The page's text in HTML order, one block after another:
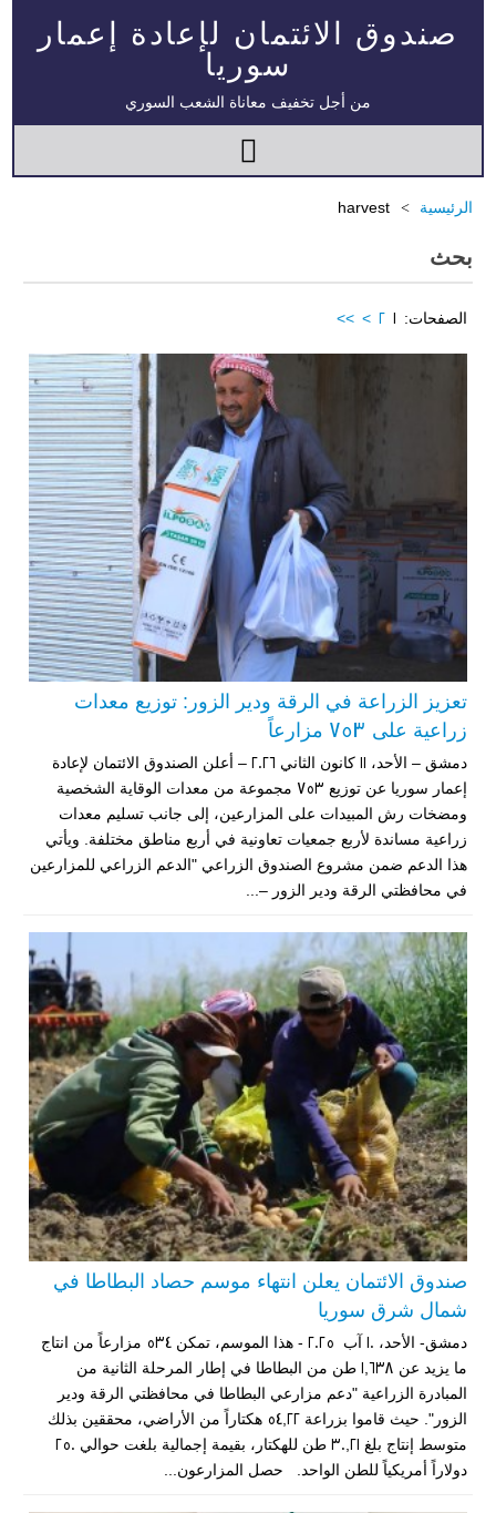
صندوق الائتمان لإعادة إعمار
سوريا
من أجل تخفيف معاناة الشعب السوري
الرئيسية harvest
بحث
الصفحات: 1
2
>
>>
تعزيز الزراعة في الرقة ودير الزور: توزيع معدات
زراعية على 753 مزارعاً
دمشق – الأحد، 11 كانون الثاني 2026 – أعلن الصندوق الائتمان لإعادة
إعمار سوريا عن توزيع 753 مجموعة من معدات الوقاية الشخصية
ومضخات رش المبيدات على المزارعين، إلى جانب تسليم معدات
زراعية مساندة لأربع جمعيات تعاونية في أربع مناطق مختلفة. ويأتي
هذا الدعم ضمن مشروع الصندوق الزراعي "الدعم الزراعي للمزارعين
في محافظتي الرقة ودير الزور –...
صندوق الائتمان يعلن انتهاء موسم حصاد البطاطا في
شمال شرق سوريا
دمشق- الأحد، 10 آب 2025 - هذا الموسم، تمكن 534 مزارعاً من انتاج
ما يزيد عن 1,638 طن من البطاطا في إطار المرحلة الثانية من
المبادرة الزراعية "دعم مزارعي البطاطا في محافظتي الرقة ودير
الزور". حيث قاموا بزراعة 54,22 هكتاراً من الأراضي، محققين بذلك
متوسط إنتاج بلغ 30,21 طن للهكتار، بقيمة إجمالية بلغت حوالي 250
دولاراً أمريكياً للطن الواحد. حصل المزارعون...